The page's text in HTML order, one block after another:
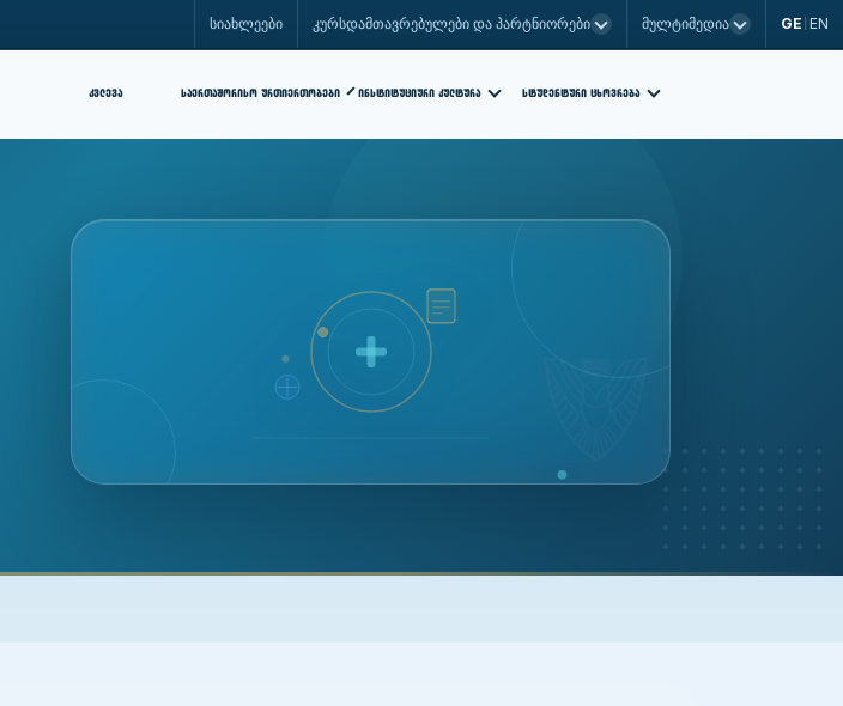
სიახლეები კურსდამთავრებულები და პარტნიორები მულტიმედია GE EN
ᲙᲕᲚᲔᲕᲐ ᲡᲐᲔᲠᲗᲐᲨᲝᲠᲘᲡᲝ ᲣᲠᲗᲘᲔᲠᲗᲝᲑᲔᲑᲘ ᲘᲜᲡᲢᲘᲢᲣᲪᲘᲣᲠᲘ ᲙᲣᲚᲢᲣᲠᲐ ᲡᲢᲣᲓᲔᲜᲢᲣᲠᲘ ᲪᲮᲝᲕᲠᲔᲑᲐ